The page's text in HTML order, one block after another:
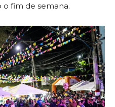
o fim de semana.